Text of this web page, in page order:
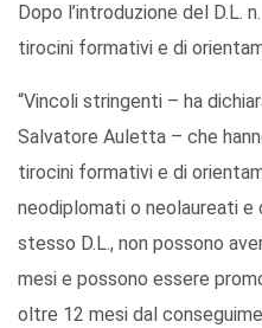
Dopo l’introduzione del D.L.
tirocini formativi e di
“Vincoli stringenti – ha
Salvatore Auletta – che
tirocini formativi e di
neodiplomati o neolaureati e
stesso D.L., non possono
mesi e possono essere
oltre 12 mesi dal